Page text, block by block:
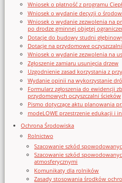
Wniosek o płatność z programu
Wniosek o wydanie decyzji o
Wniosek o wydanie zezwolenia na
po drodze gminnej objętej
Dotacje do budowy studni
Dotacje na przydomowe
Wniosek o wydanie zezwolenia na
Zgłoszenie zamiaru usunięcia drzew
Uzgodnienie zasad korzystania z
Wydanie opinii na wykorzystanie
Formularz zgłoszenia do ewidencji
przydomowych oczyszczalni ścieków
Pismo dotyczące aktu planowania
modeLOWE przestrzenie edukacji i
Ochrona Środowiska
Rolnictwo
Szacowanie szkód
Szacowanie szkód
atmosferycznymi
Komunikaty dla rolników
Zasady stosowania środków